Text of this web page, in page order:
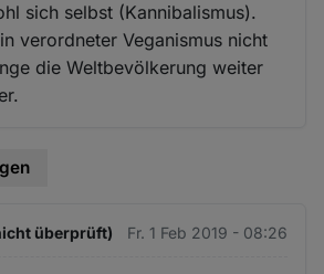
sich selbst (Kannibalismus).
verordneter Veganismus nicht
die Weltbevölkerung weiter
überprüft) Fr. 1 Feb 2019 - 08:26